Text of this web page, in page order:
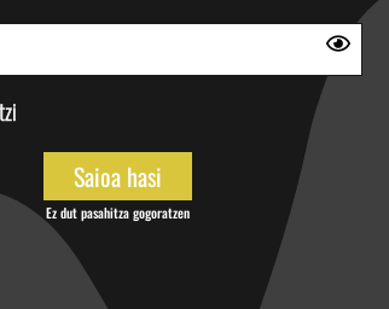
Ez dut pasahitza gogoratzen